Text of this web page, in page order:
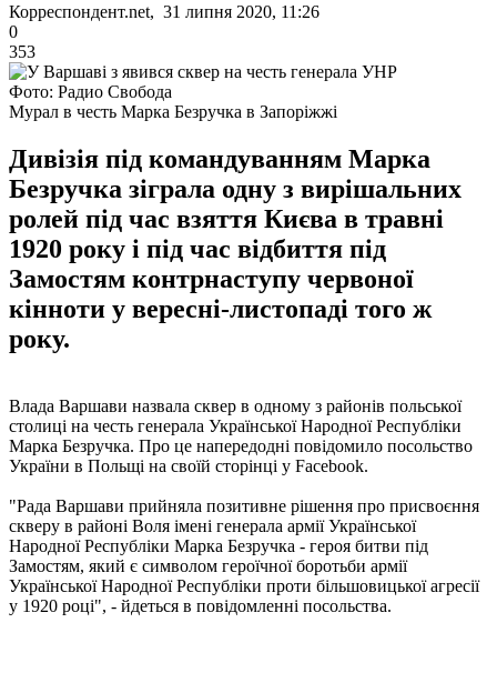
Корреспондент.net, 31 липня 2020, 11:26
0
353
Фото: Радио Свобода
Мурал в честь Марка Безручка в Запоріжжі
Дивізія під командуванням Марка
Безручка зіграла одну з вирішальних
ролей під час взяття Києва в травні
1920 року і під час відбиття під
Замостям контрнаступу червоної
кінноти у вересні-листопаді того ж
року.
Влада Варшави назвала сквер в одному з районів польської
столиці на честь генерала Української Народної Республіки
Марка Безручка. Про це напередодні повідомило посольство
України в Польщі на своїй сторінці у Facebook.
"Рада Варшави прийняла позитивне рішення про присвоєння
скверу в районі Воля імені генерала армії Української
Народної Республіки Марка Безручка - героя битви під
Замостям, який є символом героїчної боротьби армії
Української Народної Республіки проти більшовицької агресії
у 1920 році", - йдеться в повідомленні посольства.